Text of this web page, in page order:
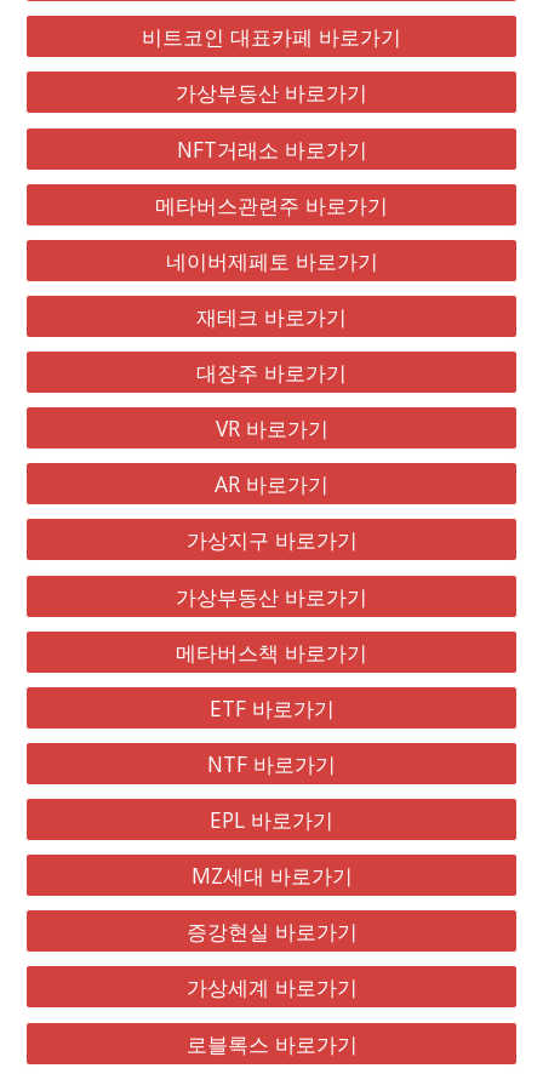
비트코인 대표카페 바로가기
가상부동산 바로가기
NFT거래소 바로가기
메타버스관련주 바로가기
네이버제페토 바로가기
재테크 바로가기
대장주 바로가기
VR 바로가기
AR 바로가기
가상지구 바로가기
가상부동산 바로가기
메타버스책 바로가기
ETF 바로가기
NTF 바로가기
EPL 바로가기
MZ세대 바로가기
증강현실 바로가기
가상세계 바로가기
로블록스 바로가기